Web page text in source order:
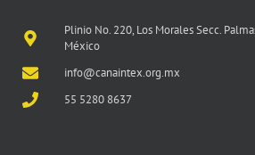
Plinio No. 220, Los Morales Secc.
México
info@canaintex.org.mx
55 5280 8637